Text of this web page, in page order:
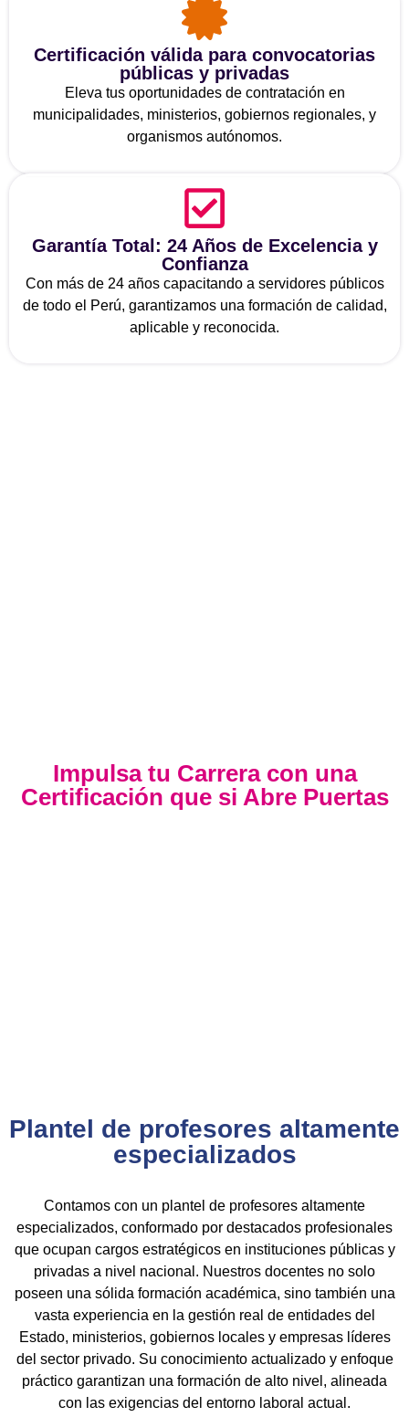
Certificación válida para convocatorias
públicas y privadas
Eleva tus oportunidades de contratación en
municipalidades, ministerios, gobiernos regionales, y
organismos autónomos.
Garantía Total: 24 Años de Excelencia y
Confianza
Con más de 24 años capacitando a servidores públicos
de todo el Perú, garantizamos una formación de calidad,
aplicable y reconocida.
Impulsa tu Carrera con una
Certificación que si Abre Puertas
Plantel de profesores altamente
especializados
Contamos con un plantel de profesores altamente
especializados, conformado por destacados profesionales
que ocupan cargos estratégicos en instituciones públicas y
privadas a nivel nacional. Nuestros docentes no solo
poseen una sólida formación académica, sino también una
vasta experiencia en la gestión real de entidades del
Estado, ministerios, gobiernos locales y empresas líderes
del sector privado. Su conocimiento actualizado y enfoque
práctico garantizan una formación de alto nivel, alineada
con las exigencias del entorno laboral actual.